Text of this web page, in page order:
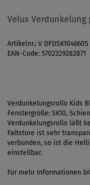
Velux Verdunkelung
Artikelnr.: V DFDSK104660S
EAN-Code: 5702329282871
Verdunkelungsrollo Kids
Fenstergröße: SK10,
Verdunkelungsrollo läßt
Faltstore ist sehr
verbunden, so ist die
einstellbar.
Für mehr Informationen